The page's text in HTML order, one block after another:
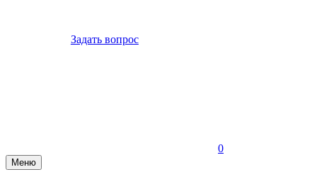
Задать вопрос
0
Меню